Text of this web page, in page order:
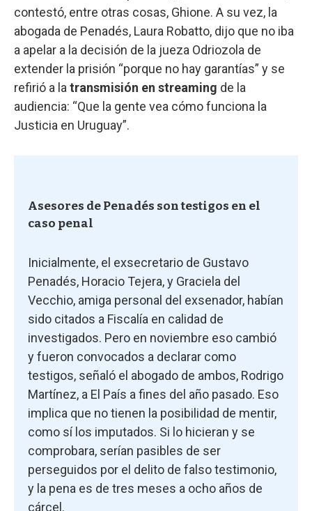
contestó, entre otras cosas, Ghione. A su vez, la
abogada de Penadés, Laura Robatto, dijo que no iba
a apelar a la decisión de la jueza Odriozola de
extender la prisión “porque no hay garantías” y se
refirió a la transmisión en streaming de la
audiencia: “Que la gente vea cómo funciona la
Justicia en Uruguay”.
Asesores de Penadés son testigos en el
caso penal
Inicialmente, el exsecretario de Gustavo
Penadés, Horacio Tejera, y Graciela del
Vecchio, amiga personal del exsenador, habían
sido citados a Fiscalía en calidad de
investigados. Pero en noviembre eso cambió
y fueron convocados a declarar como
testigos, señaló el abogado de ambos, Rodrigo
Martínez, a El País a fines del año pasado. Eso
implica que no tienen la posibilidad de mentir,
como sí los imputados. Si lo hicieran y se
comprobara, serían pasibles de ser
perseguidos por el delito de falso testimonio,
y la pena es de tres meses a ocho años de
cárcel.